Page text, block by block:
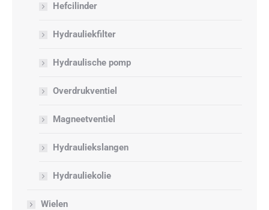
Hefcilinder
Hydrauliekfilter
Hydraulische pomp
Overdrukventiel
Magneetventiel
Hydrauliekslangen
Hydrauliekolie
Wielen